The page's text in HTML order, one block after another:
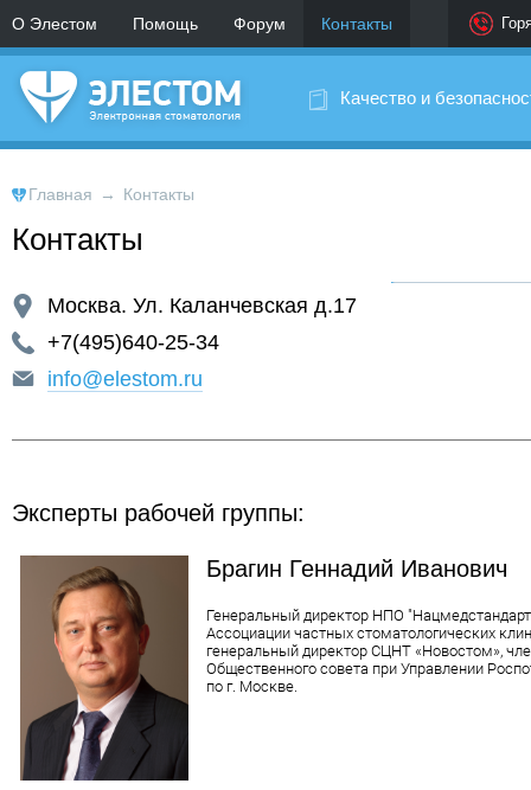
О Элестом Помощь Форум Контакты
Качество и
Главная → Контакты
Контакты
Москва. Ул. Каланчевская д.17
+7(495)640-25-34
info@elestom.ru
Эксперты рабочей группы:
Брагин Геннадий Иванович
Генеральный директор НПО
Ассоциации частных стоматологических
генеральный директор СЦНТ «Новостом»,
Общественного совета при Управлении
по г. Москве.